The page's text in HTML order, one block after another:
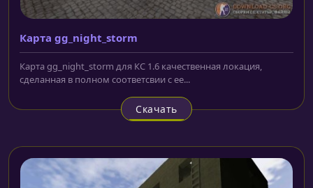
Карта gg_night_storm
Карта gg_night_storm для КС 1.6 качественная локация,
сделанная в полном соответсвии с ее...
Скачать